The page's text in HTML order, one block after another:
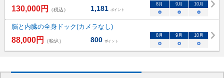
130,000円 （税込） 1,181 ポイント
8月 9月 10月
○ ○ ○
脳と内臓の全身ドック(カメラなし)
88,000円 （税込） 800 ポイント
8月 9月 10月
○ ○ ○